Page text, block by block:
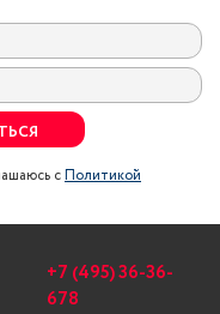
сПолитикой
+7 (495) 36-36-
678